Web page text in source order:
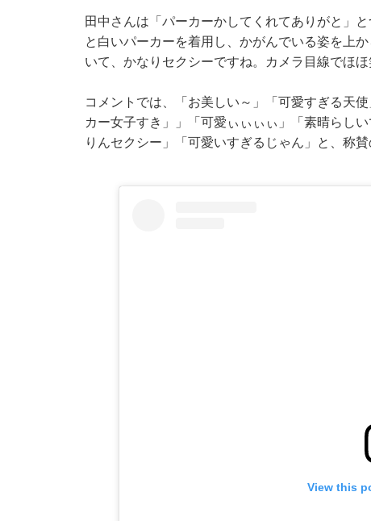
田中さんは「パーカーかしてくれてありがと」
と白いパーカーを着用し、かがんでいる姿を上
いて、かなりセクシーですね。カメラ目線でほ
コメントでは、「お美しい～」「可愛すぎる天
カー女子すき」」「可愛ぃぃぃぃ」「素晴らし
りんセクシー」「可愛いすぎるじゃん」と、称賛
View this